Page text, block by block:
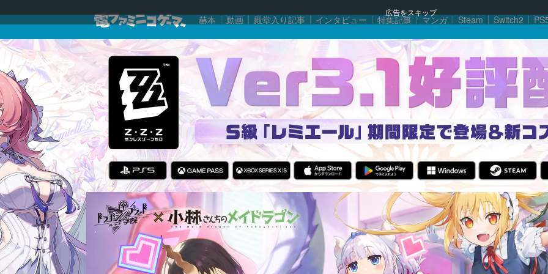
広告をスキップ
赫本 動画 殿堂入り記事 インタビュー 特集記事 マンガ Steam Switch2